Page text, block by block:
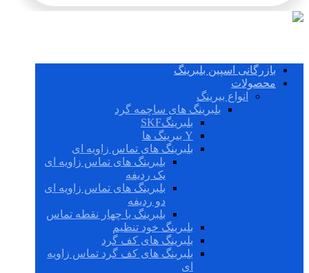
بازرگانی اسپین بلبرینگ
محصولات
انواع بیرینگ
بلبرینگ های ساچمه گرد
بلبرینگSKF
Y بیرینگ ها
بلبرینگ های تماس زاویه ای
بلبرینگ های تماس زاویه ای
یک ردیفه
بلبرینگ های تماس زاویه ای
دو ردیفه
بلبرینگ با چهار نقطه تماس
بلبرینگ خود تنظیم
بلبرینگ های کف گرد
بلبرینگ های کف گرد تماس زاویه
ای